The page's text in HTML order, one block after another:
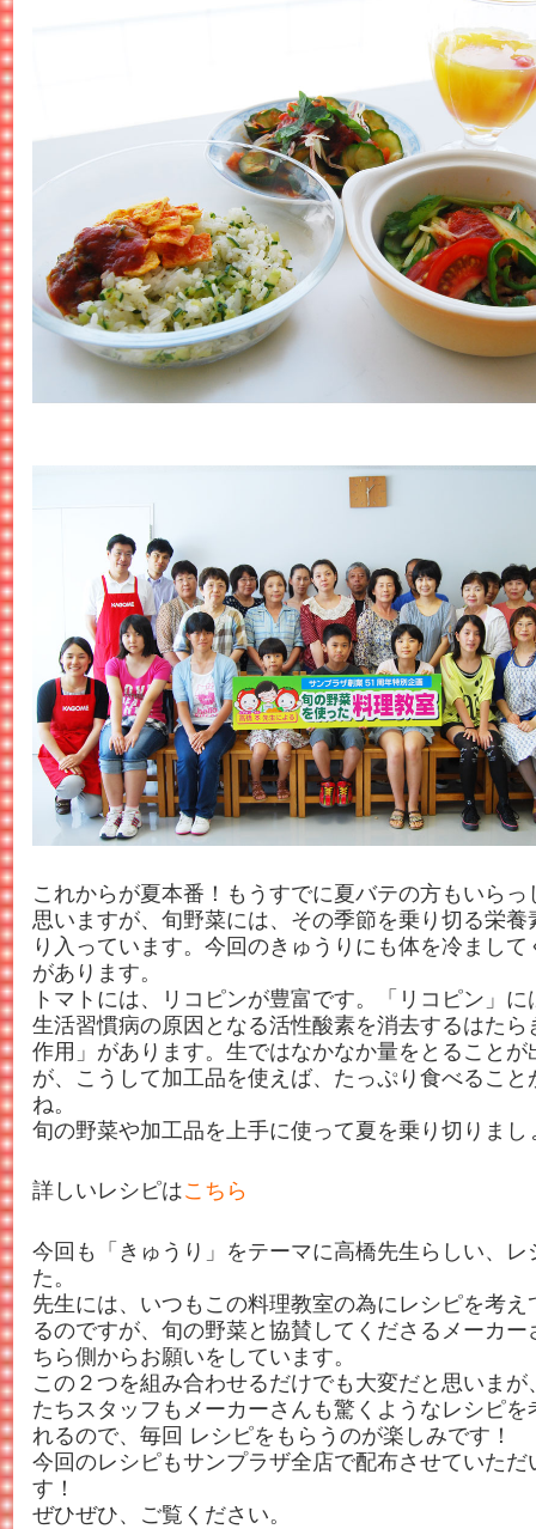
これからが夏本番！もうすでに夏バテの方もいらっ
思いますが、旬野菜には、その季節を乗り切る栄養
り入っています。今回のきゅうりにも体を冷まして
があります。
トマトには、リコピンが豊富です。「リコピン」に
生活習慣病の原因となる活性酸素を消去するはたら
作用」があります。生ではなかなか量をとることが
が、こうして加工品を使えば、たっぷり食べること
ね。
旬の野菜や加工品を上手に使って夏を乗り切りまし
詳しいレシピはこちら
今回も「きゅうり」をテーマに高橋先生らしい、レ
た。
先生には、いつもこの料理教室の為にレシピを考え
るのですが、旬の野菜と協賛してくださるメーカー
ちら側からお願いをしています。
この２つを組み合わせるだけでも大変だと思いまが
たちスタッフもメーカーさんも驚くようなレシピを
れるので、毎回 レシピをもらうのが楽しみです！
今回のレシピもサンプラザ全店で配布させていただ
す！
ぜひぜひ、ご覧ください。